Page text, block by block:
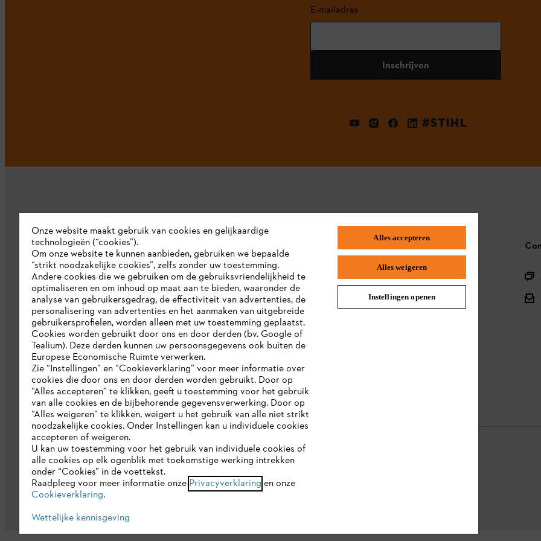
E-mailadres
Inschrijven
#STIHL
Bedrijf
Over ons
Pers
Werken bij STIHL
Duurzaamheid
STIHL rapportagesysteem
Catalogus
STIHL FAQ
Productregistratie
Onderdelen en assortiment
Gegevensbescherming Impressum Cookie-informatie
Onze website maakt gebruik van cookies en gelijkaardige
technologieën (“cookies”).
Om onze website te kunnen aanbieden, gebruiken we bepaalde
“strikt noodzakelijke cookies”, zelfs zonder uw toestemming.
Andere cookies die we gebruiken om de gebruiksvriendelijkheid te
optimaliseren en om inhoud op maat aan te bieden, waaronder de
analyse van gebruikersgedrag, de effectiviteit van advertenties, de
personalisering van advertenties en het aanmaken van uitgebreide
gebruikersprofielen, worden alleen met uw toestemming geplaatst.
Cookies worden gebruikt door ons en door derden (bv. Google of
Tealium). Deze derden kunnen uw persoonsgegevens ook buiten de
Europese Economische Ruimte verwerken.
Zie “Instellingen” en “Cookieverklaring” voor meer informatie over
cookies die door ons en door derden worden gebruikt. Door op
“Alles accepteren” te klikken, geeft u toestemming voor het gebruik
van alle cookies en de bijbehorende gegevensverwerking. Door op
“Alles weigeren” te klikken, weigert u het gebruik van alle niet strikt
noodzakelijke cookies. Onder Instellingen kan u individuele cookies
accepteren of weigeren.
U kan uw toestemming voor het gebruik van individuele cookies of
alle cookies op elk ogenblik met toekomstige werking intrekken
onder “Cookies” in de voettekst.
Raadpleeg voor meer informatie onze Privacyverklaring en onze
Cookieverklaring.
Wettelijke kennisgeving
Alles accepteren
Alles weigeren
Instellingen openen